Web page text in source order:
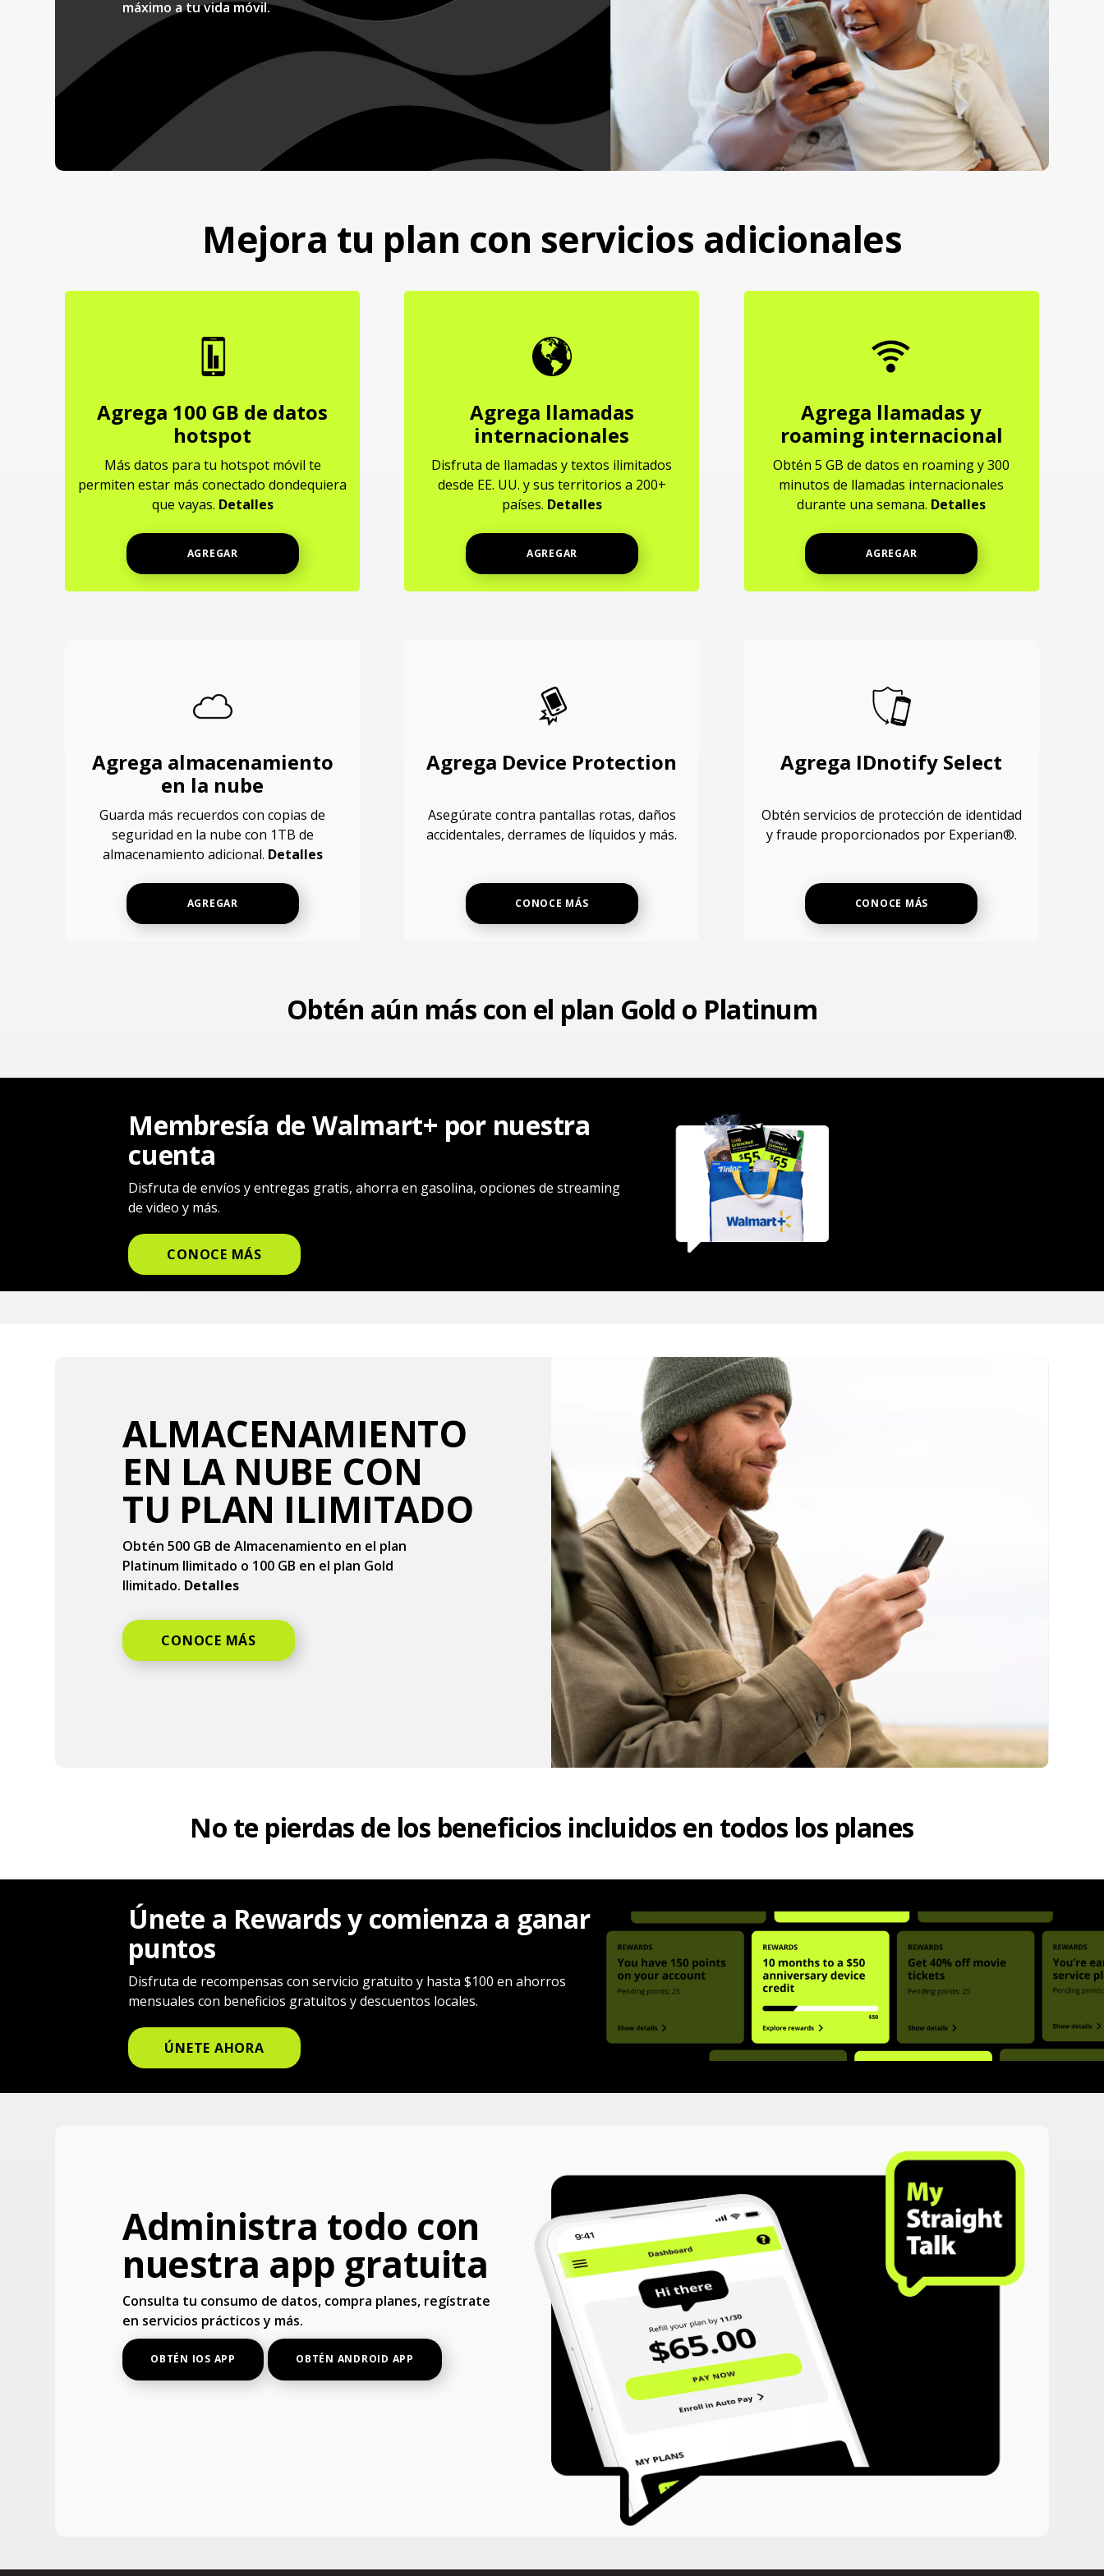
máximo a tu vida móvil.
Mejora tu plan con servicios adicionales
Agrega 100 GB de datos
hotspot
Más datos para tu hotspot móvil te
permiten estar más conectado dondequiera
que vayas. Detalles
AGREGAR
Agrega llamadas
internacionales
Disfruta de llamadas y textos ilimitados
desde EE. UU. y sus territorios a 200+
países. Detalles
AGREGAR
Agrega llamadas y
roaming internacional
Obtén 5 GB de datos en roaming y 300
minutos de llamadas internacionales
durante una semana. Detalles
AGREGAR
Agrega almacenamiento
en la nube
Guarda más recuerdos con copias de
seguridad en la nube con 1TB de
almacenamiento adicional. Detalles
AGREGAR
Agrega Device Protection
Asegúrate contra pantallas rotas, daños
accidentales, derrames de líquidos y más.
CONOCE MÁS
Agrega IDnotify Select
Obtén servicios de protección de identidad
y fraude proporcionados por Experian®.
CONOCE MÁS
Obtén aún más con el plan Gold o Platinum
Membresía de Walmart+ por nuestra
cuenta
Disfruta de envíos y entregas gratis, ahorra en gasolina, opciones de streaming
de video y más.
CONOCE MÁS
ALMACENAMIENTO
EN LA NUBE CON
TU PLAN ILIMITADO
Obtén 500 GB de Almacenamiento en el plan
Platinum Ilimitado o 100 GB en el plan Gold
Ilimitado. Detalles
CONOCE MÁS
No te pierdas de los beneficios incluidos en todos los planes
Únete a Rewards y comienza a ganar
puntos
Disfruta de recompensas con servicio gratuito y hasta $100 en ahorros
mensuales con beneficios gratuitos y descuentos locales.
ÚNETE AHORA
Administra todo con
nuestra app gratuita
Consulta tu consumo de datos, compra planes, regístrate
en servicios prácticos y más.
OBTÉN IOS APP OBTÉN ANDROID APP